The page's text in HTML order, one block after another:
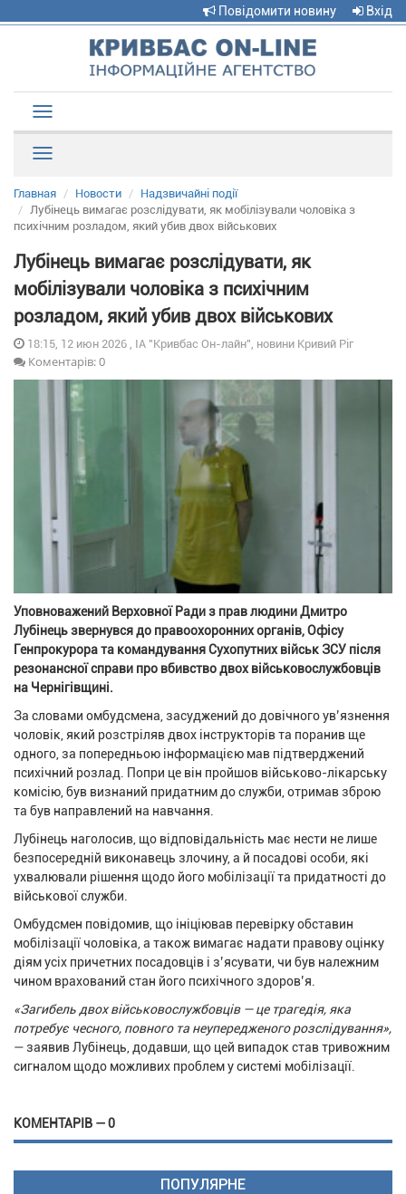
Повідомити новину Вхід
navigation
Главная Новости
Надзвичайні події
Лубінець вимагає розслідувати, як мобілізували чоловіка з
психічним розладом, який убив двох військових
Лубінець вимагає розслідувати, як
мобілізували чоловіка з психічним
розладом, який убив двох військових
18:15, 12 июн 2026 , ІА "Кривбас Он-лайн", новини Кривий Ріг
Коментарів: 0
Уповноважений Верховної Ради з прав людини Дмитро
Лубінець звернувся до правоохоронних органів, Офісу
Генпрокурора та командування Сухопутних військ ЗСУ після
резонансної справи про вбивство двох військовослужбовців
на Чернігівщині.
За словами омбудсмена, засуджений до довічного ув’язнення
чоловік, який розстріляв двох інструкторів та поранив ще
одного, за попередньою інформацією мав підтверджений
психічний розлад. Попри це він пройшов військово-лікарську
комісію, був визнаний придатним до служби, отримав зброю
та був направлений на навчання.
Лубінець наголосив, що відповідальність має нести не лише
безпосередній виконавець злочину, а й посадові особи, які
ухвалювали рішення щодо його мобілізації та придатності до
військової служби.
Омбудсмен повідомив, що ініціював перевірку обставин
мобілізації чоловіка, а також вимагає надати правову оцінку
діям усіх причетних посадовців і з’ясувати, чи був належним
чином врахований стан його психічного здоров’я.
«Загибель двох військовослужбовців — це трагедія, яка
потребує чесного, повного та неупередженого розслідування»,
— заявив Лубінець, додавши, що цей випадок став тривожним
сигналом щодо можливих проблем у системі мобілізації.
КОМЕНТАРІВ — 0
ПОПУЛЯРНЕ